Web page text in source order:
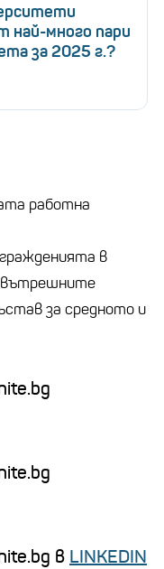
най-много пари
за 2025 г.?
работна
в
за средното и
в LINKEDIN